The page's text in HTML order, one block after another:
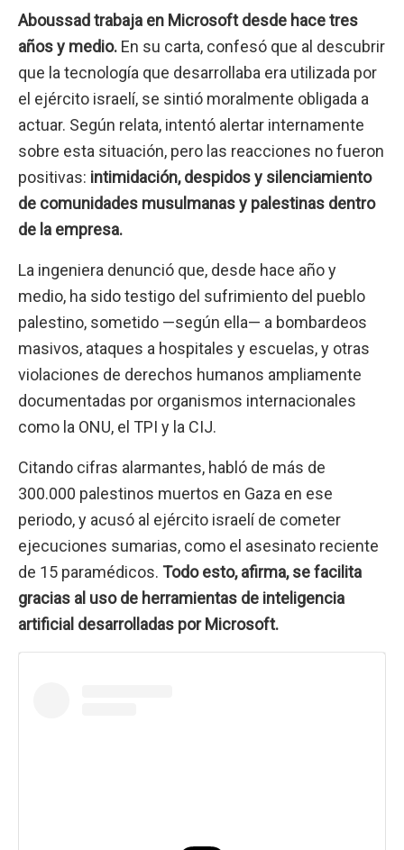
Aboussad trabaja en Microsoft desde hace tres
años y medio. En su carta, confesó que al descubrir
que la tecnología que desarrollaba era utilizada por
el ejército israelí, se sintió moralmente obligada a
actuar. Según relata, intentó alertar internamente
sobre esta situación, pero las reacciones no fueron
positivas: intimidación, despidos y silenciamiento
de comunidades musulmanas y palestinas dentro
de la empresa.
La ingeniera denunció que, desde hace año y
medio, ha sido testigo del sufrimiento del pueblo
palestino, sometido —según ella— a bombardeos
masivos, ataques a hospitales y escuelas, y otras
violaciones de derechos humanos ampliamente
documentadas por organismos internacionales
como la ONU, el TPI y la CIJ.
Citando cifras alarmantes, habló de más de
300.000 palestinos muertos en Gaza en ese
periodo, y acusó al ejército israelí de cometer
ejecuciones sumarias, como el asesinato reciente
de 15 paramédicos. Todo esto, afirma, se facilita
gracias al uso de herramientas de inteligencia
artificial desarrolladas por Microsoft.